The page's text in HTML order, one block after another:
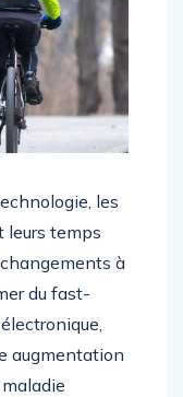
les
leurs temps
à
du fast-
augmentation